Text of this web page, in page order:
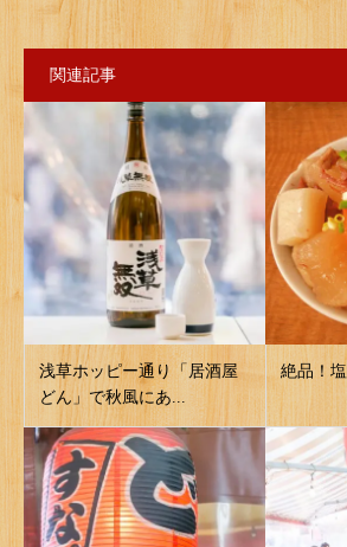
関連記事
浅草ホッピー通り「居酒屋
どん」で秋風にあ...
絶品！